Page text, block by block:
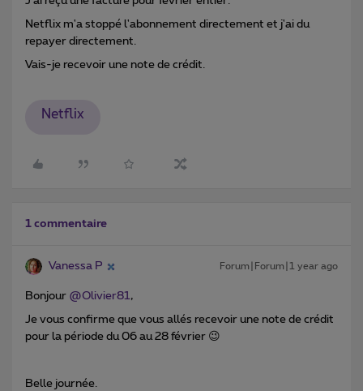
Netflix m'a stoppé l'abonnement directement et j'ai du
repayer directement.
Vais-je recevoir une note de crédit.
Netflix
1 commentaire
Vanessa P Forum|Forum|1 year ago
Bonjour ​ @Olivier81,
Je vous confirme que vous allés recevoir une note de crédit
pour la période du 06 au 28 février 😉
Belle journée.